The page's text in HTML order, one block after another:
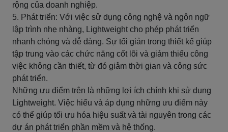
rộng của doanh nghiệp.
5. Phát triển: Với việc sử dụng công nghệ và ngôn ngữ
lập trình nhẹ nhàng, Lightweight cho phép phát triển
nhanh chóng và dễ dàng. Sự tối giản trong thiết kế giúp
tập trung vào các chức năng cốt lõi và giảm thiểu công
việc không cần thiết, từ đó giảm thời gian và công sức
phát triển.
Những ưu điểm trên là những lợi ích chính khi sử dụng
Lightweight. Việc hiểu và áp dụng những ưu điểm này
có thể giúp tối ưu hóa hiệu suất và tài nguyên trong các
dự án phát triển phần mềm và hệ thống.